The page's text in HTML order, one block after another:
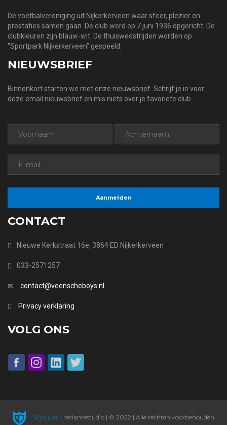
De voetbalvereniging uit Nijkerkerveen waar sfeer, plezier en
prestaties samen gaan. De club werd op 7 juni 1936 opgericht. De
clubkleuren zijn blauw-wit. De thuiswedstrijden worden op
“Sportpark Nijkerkerveen” gespeeld.
NIEUWSBRIEF
Binnenkort starten we met onze nieuwsbrief. Schrijf je in voor
deze email nieuwsbrief en mis niets over je favoriete club.
CONTACT
Nieuwe Kerkstraat 16e, 3864 ED Nijkerkerveen
033-2571257
contact@veenscheboys.nl
Privacy verklaring
VOLG ONS
SigNijkerkreclamestudio | © 2022 | Alle rechten voorbehouden